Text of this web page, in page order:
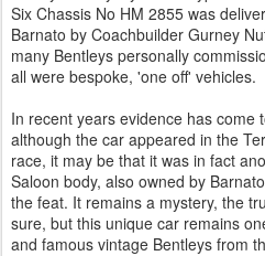
Six Chassis No HM 2855 was
Barnato by Coachbuilder Gurney
many Bentleys personally
all were bespoke, 'one off' vehicles.
In recent years evidence has come
although the car appeared in the
race, it may be that it was in fact
Saloon body, also owned by
the feat. It remains a mystery, the
sure, but this unique car remains
and famous vintage Bentleys from